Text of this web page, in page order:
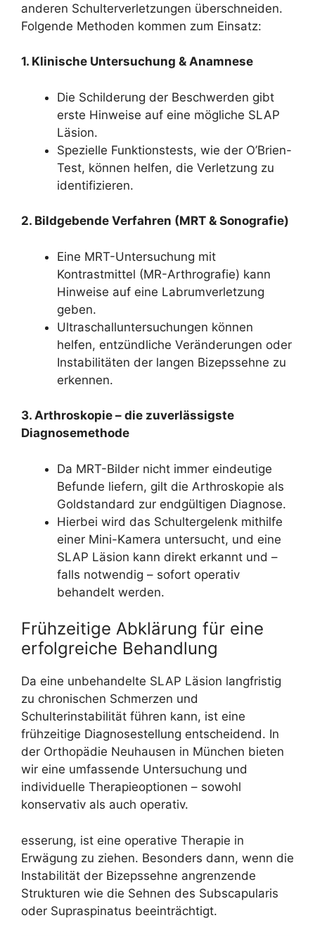
anderen Schulterverletzungen überschneiden.
Folgende Methoden kommen zum Einsatz:
1. Klinische Untersuchung & Anamnese
Die Schilderung der Beschwerden gibt
erste Hinweise auf eine mögliche SLAP
Läsion.
Spezielle Funktionstests, wie der O’Brien-
Test, können helfen, die Verletzung zu
identifizieren.
2. Bildgebende Verfahren (MRT & Sonografie)
Eine MRT-Untersuchung mit
Kontrastmittel (MR-Arthrografie) kann
Hinweise auf eine Labrumverletzung
geben.
Ultraschalluntersuchungen können
helfen, entzündliche Veränderungen oder
Instabilitäten der langen Bizepssehne zu
erkennen.
3. Arthroskopie – die zuverlässigste
Diagnosemethode
Da MRT-Bilder nicht immer eindeutige
Befunde liefern, gilt die Arthroskopie als
Goldstandard zur endgültigen Diagnose.
Hierbei wird das Schultergelenk mithilfe
einer Mini-Kamera untersucht, und eine
SLAP Läsion kann direkt erkannt und –
falls notwendig – sofort operativ
behandelt werden.
Frühzeitige Abklärung für eine
erfolgreiche Behandlung
Da eine unbehandelte SLAP Läsion langfristig
zu chronischen Schmerzen und
Schulterinstabilität führen kann, ist eine
frühzeitige Diagnosestellung entscheidend. In
der Orthopädie Neuhausen in München bieten
wir eine umfassende Untersuchung und
individuelle Therapieoptionen – sowohl
konservativ als auch operativ.
esserung, ist eine operative Therapie in
Erwägung zu ziehen. Besonders dann, wenn die
Instabilität der Bizepssehne angrenzende
Strukturen wie die Sehnen des Subscapularis
oder Supraspinatus beeinträchtigt.